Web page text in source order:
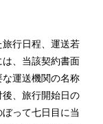
行日程、運送若
、当該契約書面
運送機関の名称
、旅行開始日の
って七日目に当